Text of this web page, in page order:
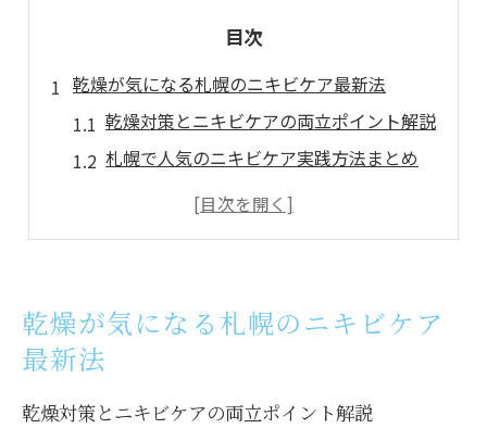
目次
乾燥が気になる札幌のニキビケア最新法
乾燥対策とニキビケアの両立ポイント解説
札幌で人気のニキビケア実践方法まとめ
肌の乾燥が原因のニキビを防ぐコツ
ニキビケア初心者も安心のクレンジング術
敏感肌向けのニキビケアクレンジング選び
初心者におすすめのニキビケア習慣
乾燥が気になる札幌のニキビケア
最新法
乾燥対策とニキビケアの両立ポイント解説